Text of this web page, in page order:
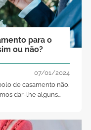
para o
ou não?
07/01/2024
de casamento não.
dar-lhe alguns